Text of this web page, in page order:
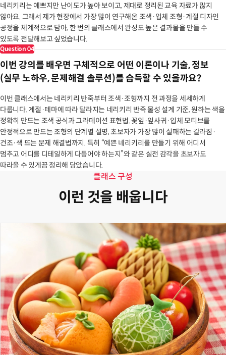
네리키리는 예쁘지만 난이도가 높아 보이고, 제대로 정리된 교육 자료가 많지
않아요. 그래서 제가 현장에서 가장 많이 연구해온 조색·입체 조형·계절 디자인
공정을 체계적으로 담아, 한 번의 클래스에서 완성도 높은 결과물을 만들 수
있도록 전달해보고 싶었습니다.
Question 04
이번 강의를 배우면 구체적으로 어떤 이론이나 기술, 정보
(실무 노하우, 문제해결 솔루션)를 습득할 수 있을까요?
이번 클래스에서는 네리키리 반죽부터 조색·조형까지 전 과정을 세세하게
다룹니다. 계절·테마에 따라 달라지는 네리키리 반죽 물성 설계 기준, 원하는 색을
정확히 만드는 조색 공식과 그라데이션 표현법. 꽃잎·잎사귀·입체 모티브를
안정적으로 만드는 조형의 단계별 설명, 초보자가 가장 많이 실패하는 갈라짐·
건조·색 뜨는 문제 해결법까지. 특히 “예쁜 네리키리를 만들기 위해 어디서
멈추고 어디를 디테일하게 다듬어야 하는지”와 같은 실전 감각을 초보자도
따라올 수 있게끔 정리해 담았습니다.
클래스 구성
이런 것을 배웁니다